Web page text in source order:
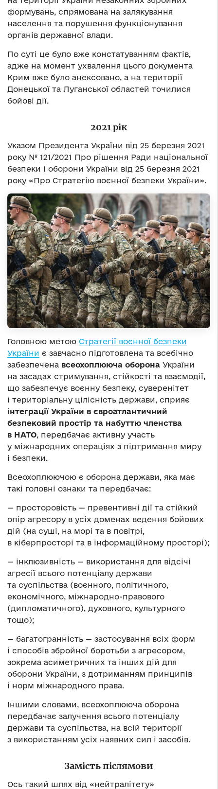
формувань, спрямована на залякування
населення та порушення функціонування
органів державної влади.
По суті це було вже констатуванням фактів,
адже на момент ухвалення цього документа
Крим вже було анексовано, а на території
Донецької та Луганської областей точилися
бойові дії.
2021 рік
Указом Президента України від 25 березня 2021
року № 121/2021 Про рішення Ради національної
безпеки і оборони України від 25 березня 2021
року «Про Стратегію воєнної безпеки України».
Головною метою Стратегії воєнної безпеки
України є завчасно підготовлена та всебічно
забезпечена всеохоплююча оборона України
на засадах стримування, стійкості та взаємодії,
що забезпечує воєнну безпеку, суверенітет
і територіальну цілісність держави, сприяє
інтеграції України в євроатлантичний
безпековий простір та набуттю членства
в НАТО , передбачає активну участь
у міжнародних операціях з підтримання миру
і безпеки.
Всеохоплюючою є оборона держави, яка має
такі головні ознаки та передбачає:
— просторовість — превентивні дії та стійкий
опір агресору в усіх доменах ведення бойових
дій (на суші, на морі та в повітрі,
в кіберпросторі та в інформаційному просторі);
— інклюзивність — використання для відсічі
агресії всього потенціалу держави
та суспільства (воєнного, політичного,
економічного, міжнародно-правового
(дипломатичного), духовного, культурного
тощо);
— багатогранність — застосування всіх форм
і способів збройної боротьби з агресором,
зокрема асиметричних та інших дій для
оборони України, з дотриманням принципів
і норм міжнародного права.
Іншими словами, всеохоплююча оборона
передбачає залучення всього потенціалу
держави та суспільства, на всій території
з використанням усіх наявних сил і засобів.
Замість післямови
Ось такий шлях від «нейтралітету»